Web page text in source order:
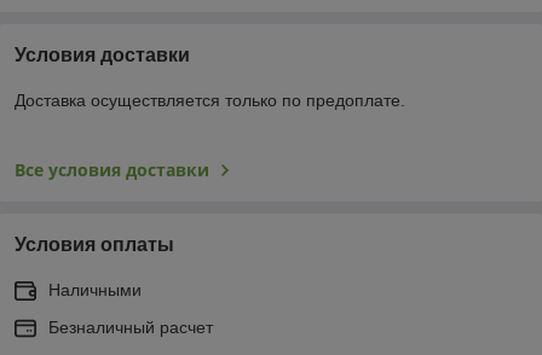
Условия доставки
Доставка осуществляется только по предоплате.
Все условия доставки
Условия оплаты
Наличными
Безналичный расчет